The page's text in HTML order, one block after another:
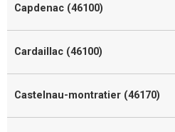
Capdenac (46100)
Cardaillac (46100)
Castelnau-montratier (46170)